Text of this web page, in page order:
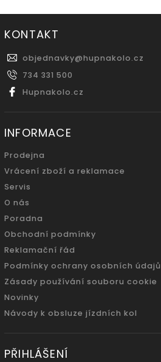
KONTAKT
objednavky@hupnakolo.cz
734 331 500
Hupnakolo.cz
INFORMACE
Prodejna
Vrácení zboží a reklamace
Servis
O nás
Poradna
Obchodní podmínky
Reklamační řád
Podmínky ochrany osobních údajů
Zásady používání souboru cookie
Novinky
Návody k obsluze jízdních kol
PŘIHLÁŠENÍ